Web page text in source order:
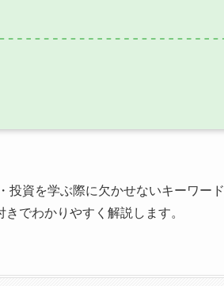
資を学ぶ際に欠かせないキーワー
でわかりやすく解説します。